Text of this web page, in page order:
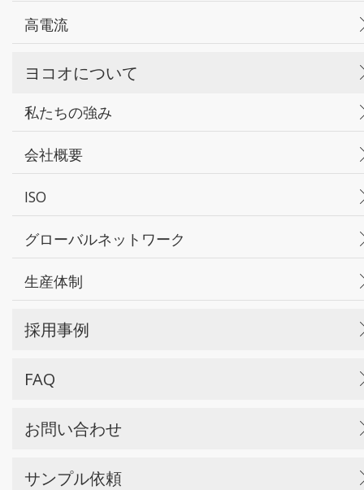
高電流
ヨコオについて
私たちの強み
会社概要
ISO
グローバルネットワーク
生産体制
採用事例
FAQ
お問い合わせ
サンプル依頼